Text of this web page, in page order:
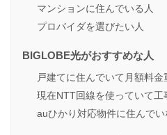
マンションに住んでいる人
プロバイダを選びたい人
BIGLOBE光がおすすめな人
戸建てに住んでいて月額料金
現在NTT回線を使っていて工
auひかり対応物件に住んでい